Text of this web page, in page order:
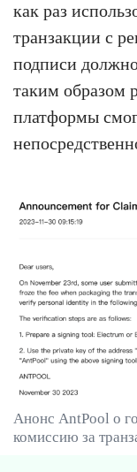
как раз
транзакции с
подписи
таким образом
платформы
Анонс AntPool о
комиссию за